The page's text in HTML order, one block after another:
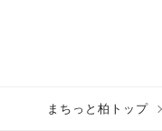
まちっと柏トップ